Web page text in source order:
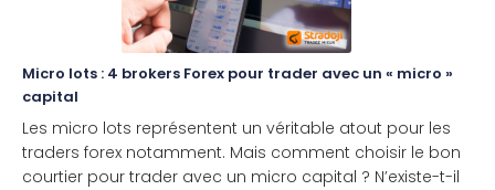
Micro lots : 4 brokers Forex pour trader avec un « micro »
capital
Les micro lots représentent un véritable atout pour les
traders forex notamment. Mais comment choisir le bon
courtier pour trader avec un micro capital ? N’existe-t-il